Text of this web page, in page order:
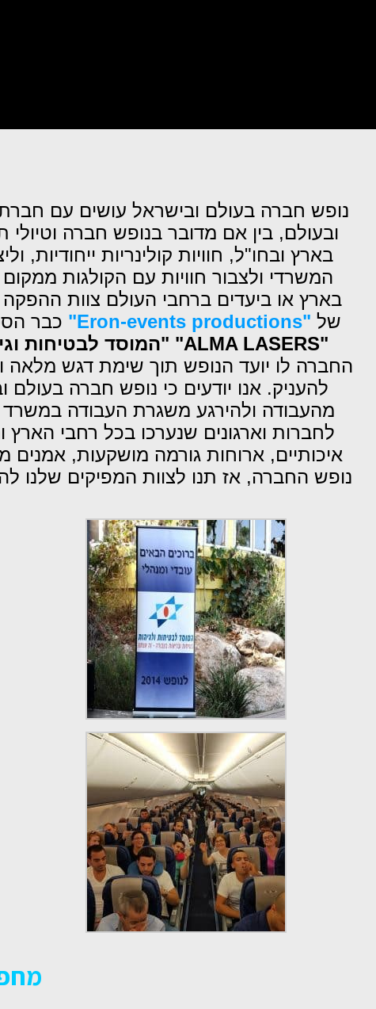
ובעולם, בין אם מדובר בנופש חברה
בארץ ובחו"ל, חוויות קולינריות
המשרדי ולצבור חוויות עם הקולגות
בארץ או ביעדים ברחבי העולם צוות
של "Eron-events productions" כבר
"ALMA LASERS"
"המוסד לבטיחות
החברה לו יועד הנופש תוך שימת דגש מלאה
להעניק. אנו יודעים כי נופש חברה בעולם
מהעבודה ולהירגע משגרת העבודה
לחברות וארגונים שנערכו בכל רחבי
איכותיים, ארוחות גורמה מושקעות, אמנים
נופש החברה, אז תנו לצוות המפיקים